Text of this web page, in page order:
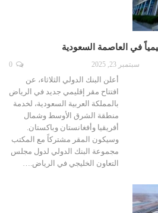
في العاصمة السعودية
سبتمبر 23, 2025
أعلن البنك الدولي الثلاثاء، عن
افتتاح مقر إقليمي جديد في الرياض
بالمملكة العربية السعودية، لخدمة
منطقة الشرق الأوسط وشمال
أفريقيا وأفغانستان وباكستان.
وسيكون المقر مشتركاً مع المكتب
مجموعة البنك الدولي لدول مجلس
التعاون الخليجي في الرياض.…